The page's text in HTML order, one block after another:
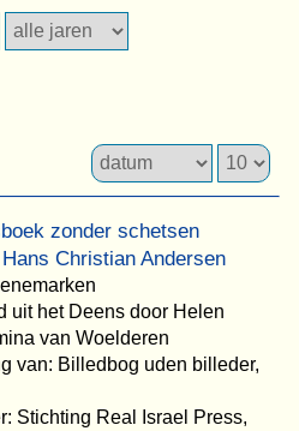
zonder schetsen
Hans Christian Andersen
uit het Deens door Helen
van Woelderen
van: Billedbog uden billeder,
Stichting Real Israel Press,